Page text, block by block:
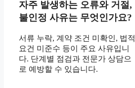
자주 발생하는 오류와 거절,
불인정 사유는 무엇인가요?
서류 누락, 계약 조건 미확인, 법적
요건 미준수 등이 주요 사유입니
다. 단계별 점검과 전문가 상담으
로 예방할 수 있습니다.